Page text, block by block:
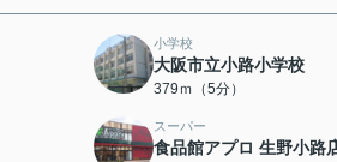
小学校
大阪市立小路小学校
379ｍ（5分）
スーパー
食品館アプロ 生野小路